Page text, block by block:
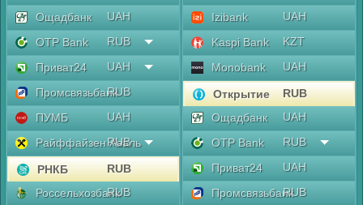
Ощадбанк
UAH
OTP Bank
RUB
Приват24
UAH
ПромсвязьбанкRUB
ПУМБ
UAH
Райффайзен Аваль
RUB
РНКБ
RUB
РоссельхозбанкRUB
Izibank
UAH
Kaspi Bank
KZT
Monobank
UAH
Открытие
RUB
Ощадбанк
UAH
OTP Bank
RUB
Приват24
UAH
ПромсвязьбанкRUB